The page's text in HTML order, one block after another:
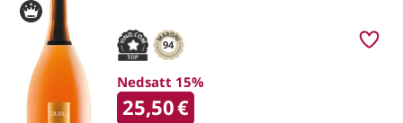
94
Nedsatt 15%
25,50€